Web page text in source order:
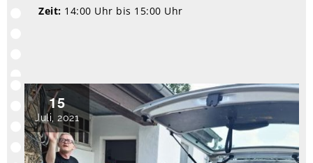
Zeit: 14:00 Uhr bis 15:00 Uhr
15
Juli, 2021